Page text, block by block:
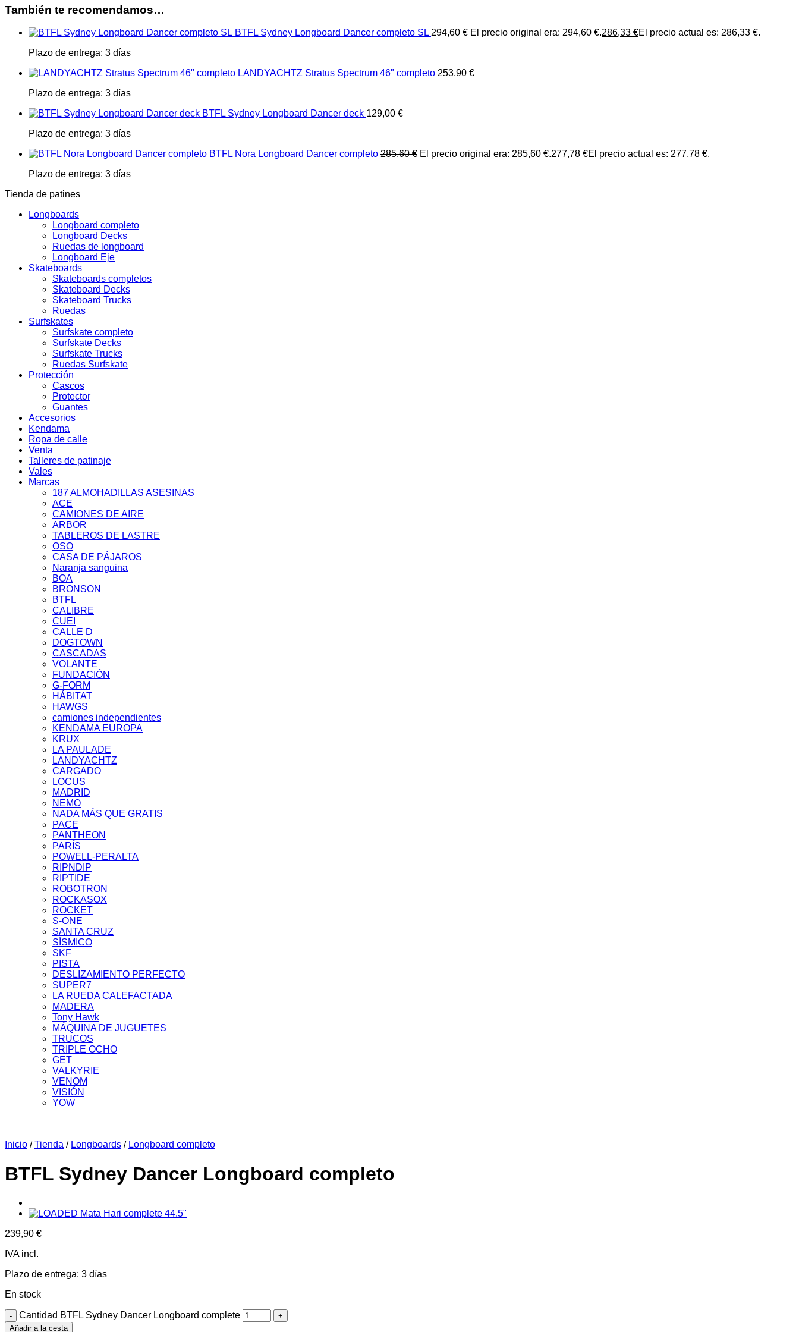
También te recomendamos…
BTFL Sydney Longboard Dancer completo SL 294,60€ El precio original era: 294,60 €.286,33 €El precio actual es: 286,33 €.
Plazo de entrega: 3 días
LANDYACHTZ Stratus Spectrum 46" completo 253,90 €
Plazo de entrega: 3 días
BTFL Sydney Longboard Dancer deck 129,00 €
Plazo de entrega: 3 días
BTFL Nora Longboard Dancer completo 285,60€ El precio original era: 285,60 €.277,78 €El precio actual es: 277,78 €.
Plazo de entrega: 3 días
Tienda de patines
Longboards
Longboard completo
Longboard Decks
Ruedas de longboard
Longboard Eje
Skateboards
Skateboards completos
Skateboard Decks
Skateboard Trucks
Ruedas
Surfskates
Surfskate completo
Surfskate Decks
Surfskate Trucks
Ruedas Surfskate
Protección
Cascos
Protector
Guantes
Accesorios
Kendama
Ropa de calle
Venta
Talleres de patinaje
Vales
Marcas
187 ALMOHADILLAS ASESINAS
ACE
CAMIONES DE AIRE
ARBOR
TABLEROS DE LASTRE
OSO
CASA DE PÁJAROS
Naranja sanguina
BOA
BRONSON
BTFL
CALIBRE
CUEI
CALLE D
DOGTOWN
CASCADAS
VOLANTE
FUNDACIÓN
G-FORM
HÁBITAT
HAWGS
camiones independientes
KENDAMA EUROPA
KRUX
LA PAULADE
LANDYACHTZ
CARGADO
LOCUS
MADRID
NEMO
NADA MÁS QUE GRATIS
PACE
PANTHEON
PARÍS
POWELL-PERALTA
RIPNDIP
RIPTIDE
ROBOTRON
ROCKASOX
ROCKET
S-ONE
SANTA CRUZ
SÍSMICO
SKF
PISTA
DESLIZAMIENTO PERFECTO
SUPER7
LA RUEDA CALEFACTADA
MADERA
Tony Hawk
MÁQUINA DE JUGUETES
TRUCOS
TRIPLE OCHO
GET
VALKYRIE
VENOM
VISIÓN
YOW
Inicio / Tienda / Longboards / Longboard completo
BTFL Sydney Dancer Longboard completo
239,90 €
IVA incl.
Plazo de entrega: 3 días
En stock
Cantidad BTFL Sydney Dancer Longboard complete
Añadir a la cesta